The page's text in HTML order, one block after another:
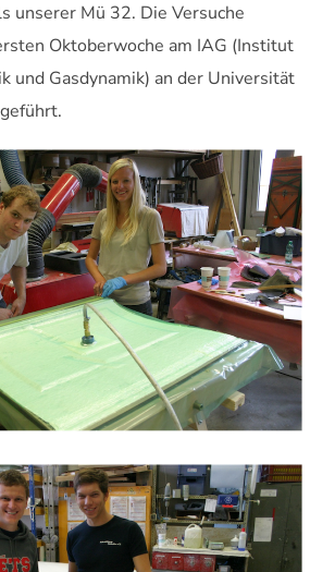
unserer Mü 32. Die Versuche
Oktoberwoche am IAG (Institut
und Gasdynamik) an der Universität